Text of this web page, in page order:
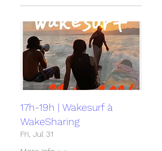
17h-19h | Wakesurf à
WakeSharing
Fri, Jul 31